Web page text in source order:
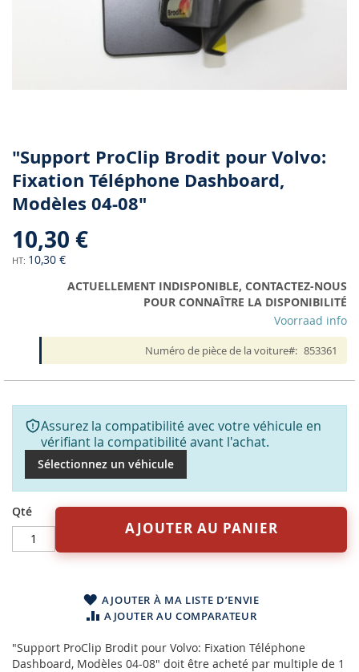
Skip
to
the
beginning
the
images
gallery
"Support ProClip Brodit pour Volvo:
Fixation Téléphone Dashboard,
Modèles 04-08"
10,30 €
10,30 €
ACTUELLEMENT INDISPONIBLE, CONTACTEZ-NOUS
POUR CONNAÎTRE LA DISPONIBILITÉ
Voorraad info
Numéro de pièce de la voiture 853361
Assurez la compatibilité avec votre véhicule en
vérifiant la compatibilité avant l'achat.
Sélectionnez un véhicule
Qté
AJOUTER AU PANIER
AJOUTER À MA LISTE D’ENVIE
AJOUTER AU COMPARATEUR
"Support ProClip Brodit pour Volvo: Fixation Téléphone
Dashboard, Modèles 04-08" doit être acheté par multiple de 1